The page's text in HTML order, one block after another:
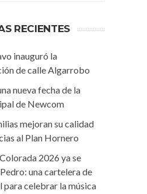
RECIENTES
inauguró la
de calle Algarrobo
nueva fecha de la
de Newcom
mejoran su calidad
al Plan Hornero
2026 ya se
una cartelera de
para celebrar la música